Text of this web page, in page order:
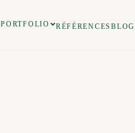
PORTFOLIO RÉFÉRENCESBLOG